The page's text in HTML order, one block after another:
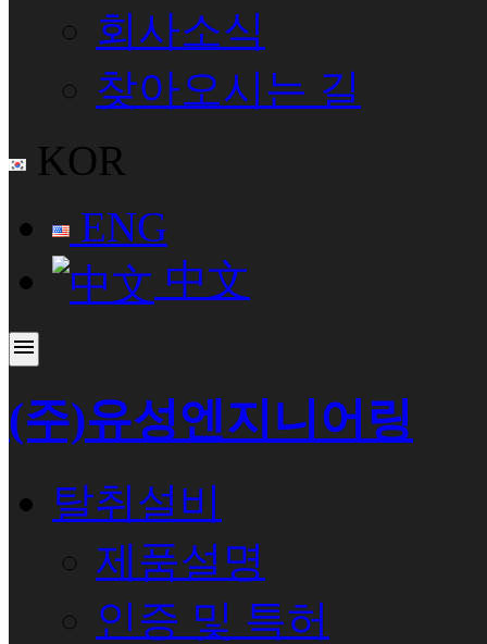
회사소식
찾아오시는 길
KOR
ENG
中文
menu
(주)유성엔지니어링
탈취설비
제품설명
인증 및 특허